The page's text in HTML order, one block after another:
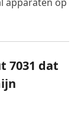
7031 dat